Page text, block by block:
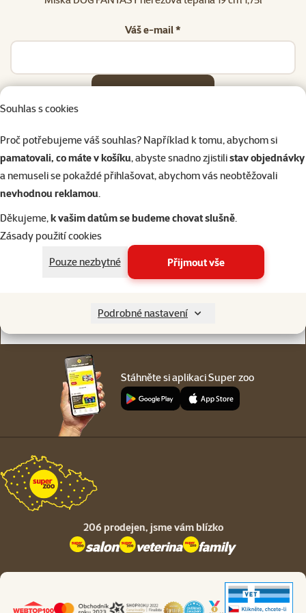
Souhlas s cookies
Proč potřebujeme váš souhlas? Například k tomu, abychom si
pamatovali, co máte v košíku, abyste snadno zjistilistav objednávky
a nemuseli se pokaždé přihlašovat, abychom vás neobtěžovali
nevhodnou reklamou.
Děkujeme,k vašim datům se budeme chovat slušně.
Zásady použití cookies
Pouze nezbytné
Přijmout vše
Podrobné nastavení
Váš e-mail *
Napište nám
eshop@superzoo.cz
321 000 180
Online chat
jsme vám blízko
Stáhněte si aplikaci Super zoo
206 prodejen, jsme vám blízko